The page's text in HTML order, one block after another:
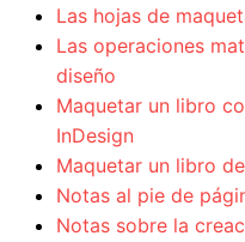
Las hojas de
Las operaciones
diseño
Maquetar un libro
InDesign
Maquetar un libro
Notas al pie de
Notas sobre la